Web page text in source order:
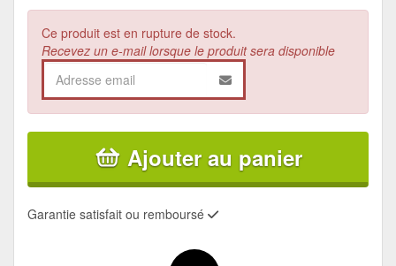
Ce produit est en rupture de stock.
Recevez un e-mail lorsque le produit sera disponible
Ajouter au panier
Garantie satisfait ou remboursé